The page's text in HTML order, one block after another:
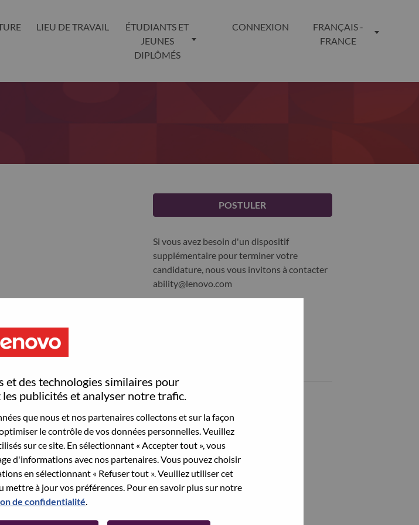
et des technologies similaires pour
publicités et analyser notre trafic.
que nous et nos partenaires collectons et sur la façon
le contrôle de vos données personnelles. Veuillez
sur ce site. En sélectionnant « Accepter tout », vous
d'informations avec nos partenaires. Vous pouvez choisir
en sélectionnant « Refuser tout ». Veuillez utiliser cet
à jour vos préférences. Pour en savoir plus sur notre
de confidentialité
LIEU DE TRAVAIL
ÉTUDIANTS ET
JEUNES
DIPLÔMÉS
CONNEXION
FRANÇAIS -
FRANCE
customers.
#153 in the Fortune Global
on a bold vision to deliver
largest PC company with a full-
workstations, smartphones,
POSTULER
Si vous avez besoin d'un dispositif
supplémentaire pour terminer votre
candidature, nous vous invitons à contacter
ability@lenovo.com
Analista de Suporte em Campo III
Sao Paulo, São Paulo, Brésil,
Technical Process Analyst
Sao Paulo, São Paulo, Brésil,
Service Desk Team Leader
Sao Paulo, São Paulo, Brésil,